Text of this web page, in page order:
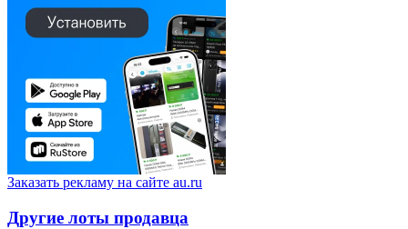
Заказать рекламу на сайте au.ru
Другие лоты продавца